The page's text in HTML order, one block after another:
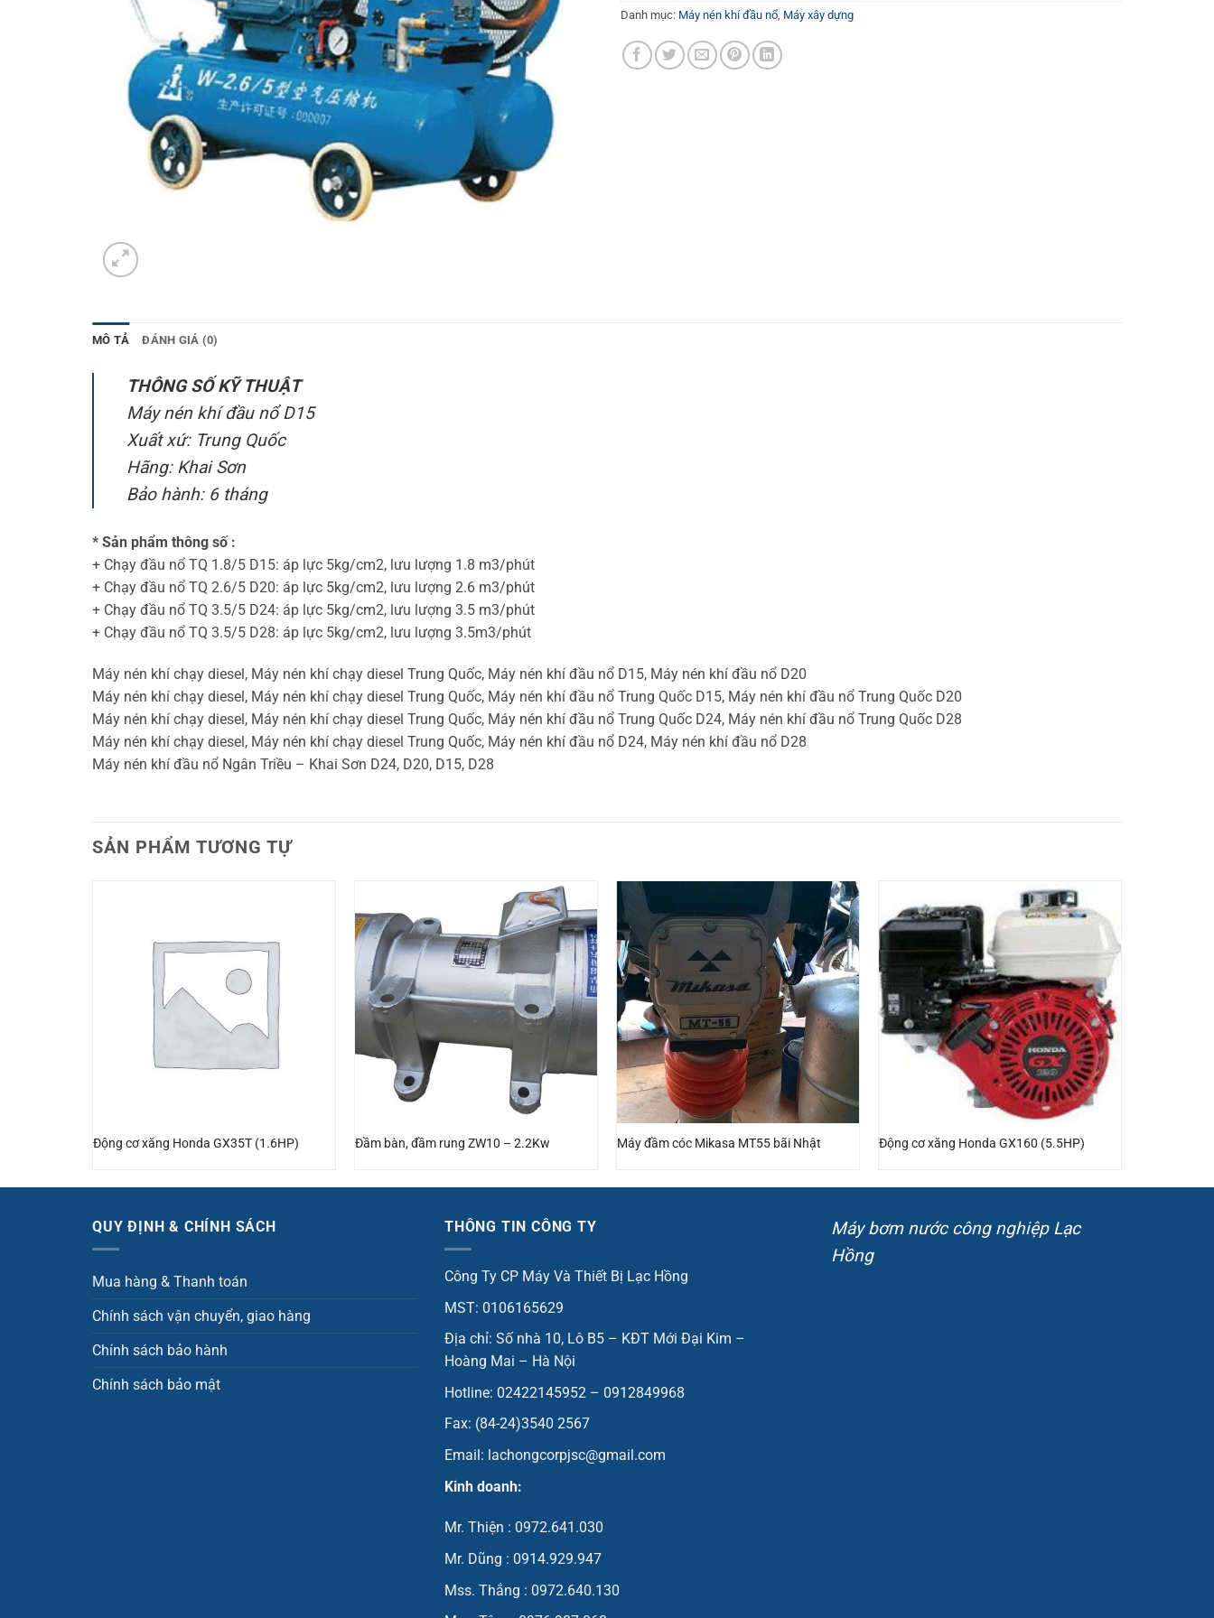
Danh mục: Máy nén khí đầu nổ Máy xây dựng
MÔ TẢ ĐÁNH GIÁ (0)
THÔNG SỐ KỸ THUẬT
Máy nén khí đầu nổ D15
Xuất xứ: Trung Quốc
Hãng: Khai Sơn
Bảo hành: 6 tháng
* Sản phẩm thông số :
+ Chạy đầu nổ TQ 1.8/5 D15: áp lực 5kg/cm2, lưu lượng 1.8 m3/phút
+ Chạy đầu nổ TQ 2.6/5 D20: áp lực 5kg/cm2, lưu lượng 2.6 m3/phút
+ Chạy đầu nổ TQ 3.5/5 D24: áp lực 5kg/cm2, lưu lượng 3.5 m3/phút
+ Chạy đầu nổ TQ 3.5/5 D28: áp lực 5kg/cm2, lưu lượng 3.5m3/phút
Máy nén khí chạy diesel, Máy nén khí chạy diesel Trung Quốc, Máy nén khí đầu nổ D15, Máy nén khí đầu nổ D20
Máy nén khí chạy diesel, Máy nén khí chạy diesel Trung Quốc, Máy nén khí đầu nổ Trung Quốc D15, Máy nén khí đầu nổ Trung Quốc D20
Máy nén khí chạy diesel, Máy nén khí chạy diesel Trung Quốc, Máy nén khí đầu nổ Trung Quốc D24, Máy nén khí đầu nổ Trung Quốc D28
Máy nén khí chạy diesel, Máy nén khí chạy diesel Trung Quốc, Máy nén khí đầu nổ D24, Máy nén khí đầu nổ D28
Máy nén khí đầu nổ Ngân Triều – Khai Sơn D24, D20, D15, D28
SẢN PHẨM TƯƠNG TỰ
Động cơ xăng Honda GX35T (1.6HP) Đầm bàn, đầm rung ZW10 – 2.2Kw Máy đầm cóc Mikasa MT55 bãi Nhật Động cơ xăng Honda GX160 (5.5HP)
QUY ĐỊNH & CHÍNH SÁCH
Mua hàng & Thanh toán
Chính sách vận chuyển, giao hàng
Chính sách bảo hành
Chính sách bảo mật
THÔNG TIN CÔNG TY
Công Ty CP Máy Và Thiết Bị Lạc Hồng
MST: 0106165629
Địa chỉ: Số nhà 10, Lô B5 – KĐT Mới Đại Kim –
Hoàng Mai – Hà Nội
Hotline: 02422145952 – 0912849968
Fax: (84-24)3540 2567
Email: lachongcorpjsc@gmail.com
Kinh doanh:
Mr. Thiện : 0972.641.030
Mr. Dũng : 0914.929.947
Mss. Thắng : 0972.640.130
Máy bơm nước công nghiệp Lạc
Hồng